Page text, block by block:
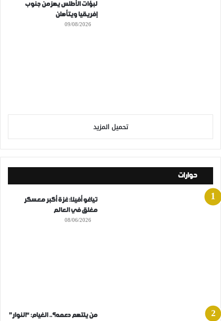
لبؤات الأطلس يهزمن جنوب
إفريقيا ويتأهلن
09/08/2026
تحميل المزيد
حوارات
تياغو أفيلا: غزة أكبر معسكر
مغلق في العالم
08/06/2026
من يلتهم دعمه؟.. الغيام: “النوار”